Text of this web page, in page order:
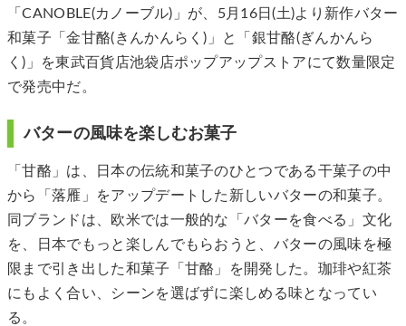
「CANOBLE(カノーブル)」が、5月16日(土)より新作バター
和菓子「金甘酪(きんかんらく)」と「銀甘酪(ぎんかんら
く)」を東武百貨店池袋店ポップアップストアにて数量限定
で発売中だ。
バターの風味を楽しむお菓子
「甘酪」は、日本の伝統和菓子のひとつである干菓子の中
から「落雁」をアップデートした新しいバターの和菓子。
同ブランドは、欧米では一般的な「バターを食べる」文化
を、日本でもっと楽しんでもらおうと、バターの風味を極
限まで引き出した和菓子「甘酪」を開発した。珈琲や紅茶
にもよく合い、シーンを選ばずに楽しめる味となってい
る。